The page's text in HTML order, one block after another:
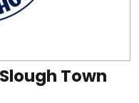
Town